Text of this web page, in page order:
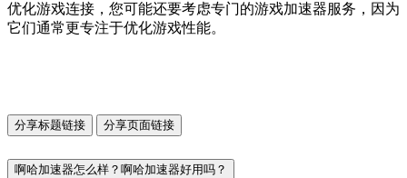
优化游戏连接，您可能还要考虑专门的游戏加速器服务，因为
它们通常更专注于优化游戏性能。
分享标题链接 分享页面链接
啊哈加速器怎么样？啊哈加速器好用吗？